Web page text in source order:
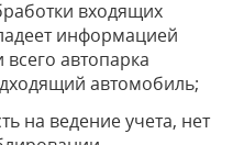
входящих
информацией
автопарка
автомобиль;
на ведение учета, нет